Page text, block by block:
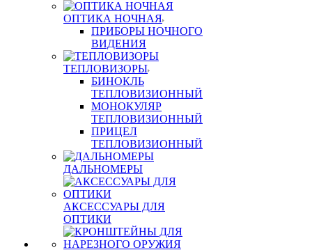
ОПТИКА НОЧНАЯ
ПРИБОРЫ НОЧНОГО
ВИДЕНИЯ
ТЕПЛОВИЗОРЫ
БИНОКЛЬ
ТЕПЛОВИЗИОННЫЙ
МОНОКУЛЯР
ТЕПЛОВИЗИОННЫЙ
ПРИЦЕЛ
ТЕПЛОВИЗИОННЫЙ
ДАЛЬНОМЕРЫ
АКСЕССУАРЫ ДЛЯ
ОПТИКИ